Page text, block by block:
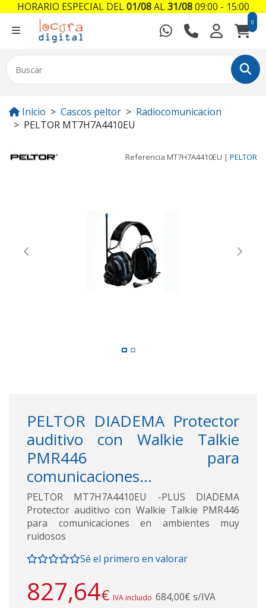
0
Inicio Cascos peltor
Radiocomunicacion
PELTOR MT7H7A4410EU
Referencia MT7H7A4410EU | PELTOR
Previous Next
PELTOR DIADEMA Protector
auditivo con Walkie Talkie
PMR446 para
comunicaciones...
PELTOR MT7H7A4410EU -PLUS DIADEMA
Protector auditivo con Walkie Talkie PMR446
para comunicaciones en ambientes muy
ruidosos
Sé el primero en valorar
827,64€ IVA incluido 684,00€ s/IVA
HORARIO ESPECIAL DEL01/08AL31/0809:00 - 15:00